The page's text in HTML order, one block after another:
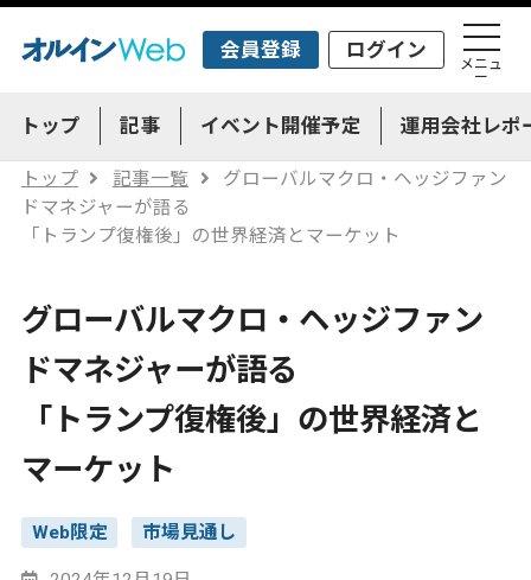
会員登録 ログイン
メニュ
ー
トップ 記事 イベント開催予定 運用会社レポ
トップ 記事一覧
グローバルマクロ・ヘッジファン
ドマネジャーが語る
「トランプ復権後」の世界経済とマーケット
グローバルマクロ・ヘッジファン
ドマネジャーが語る
「トランプ復権後」の世界経済と
マーケット
Web限定 市場見通し